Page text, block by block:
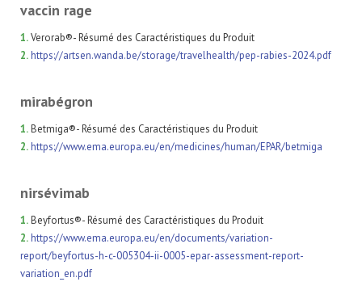
vaccin rage
1.Verorab®- Résumé des Caractéristiques du Produit
2.https://artsen.wanda.be/storage/travelhealth/pep-rabies-2024.pdf
mirabégron
1.Betmiga®- Résumé des Caractéristiques du Produit
2.https://www.ema.europa.eu/en/medicines/human/EPAR/betmiga
nirsévimab
1.Beyfortus®- Résumé des Caractéristiques du Produit
2.https://www.ema.europa.eu/en/documents/variation-
report/beyfortus-h-c-005304-ii-0005-epar-assessment-report-
variation_en.pdf